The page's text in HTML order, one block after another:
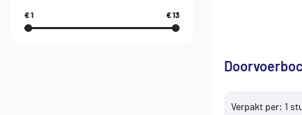
€ 1 € 13
Verpakt per: 1